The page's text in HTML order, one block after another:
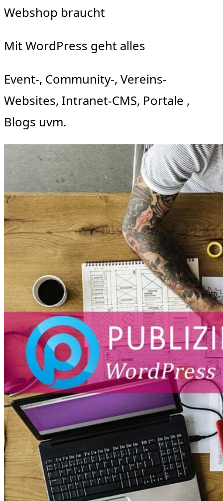
Webshop braucht
Mit WordPress geht alles
Event-, Community-, Vereins-
Websites, Intranet-CMS, Portale ,
Blogs uvm.